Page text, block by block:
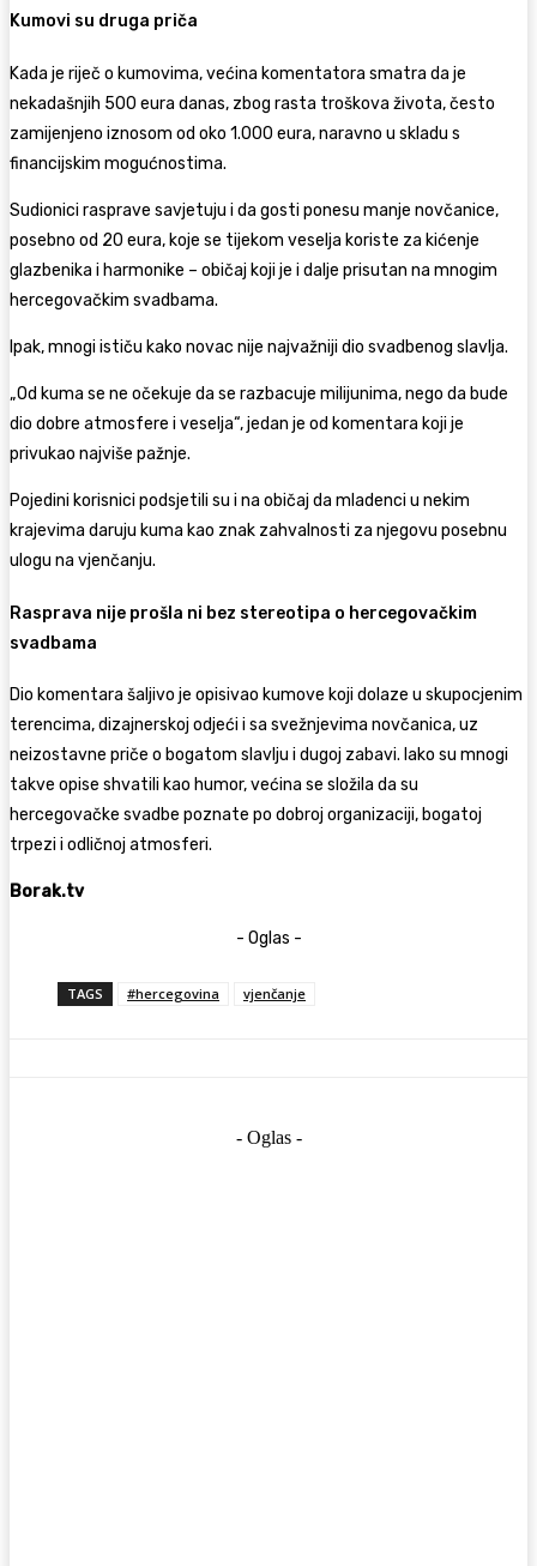
Kumovi su druga priča
Kada je riječ o kumovima, većina komentatora smatra da je
nekadašnjih 500 eura danas, zbog rasta troškova života, često
zamijenjeno iznosom od oko 1.000 eura, naravno u skladu s
financijskim mogućnostima.
Sudionici rasprave savjetuju i da gosti ponesu manje novčanice,
posebno od 20 eura, koje se tijekom veselja koriste za kićenje
glazbenika i harmonike – običaj koji je i dalje prisutan na mnogim
hercegovačkim svadbama.
Ipak, mnogi ističu kako novac nije najvažniji dio svadbenog slavlja.
„Od kuma se ne očekuje da se razbacuje milijunima, nego da bude
dio dobre atmosfere i veselja“, jedan je od komentara koji je
privukao najviše pažnje.
Pojedini korisnici podsjetili su i na običaj da mladenci u nekim
krajevima daruju kuma kao znak zahvalnosti za njegovu posebnu
ulogu na vjenčanju.
Rasprava nije prošla ni bez stereotipa o hercegovačkim
svadbama
Dio komentara šaljivo je opisivao kumove koji dolaze u skupocjenim
terencima, dizajnerskoj odjeći i sa svežnjevima novčanica, uz
neizostavne priče o bogatom slavlju i dugoj zabavi. Iako su mnogi
takve opise shvatili kao humor, većina se složila da su
hercegovačke svadbe poznate po dobroj organizaciji, bogatoj
trpezi i odličnoj atmosferi.
Borak.tv
- Oglas -
TAGS #hercegovina vjenčanje
- Oglas -